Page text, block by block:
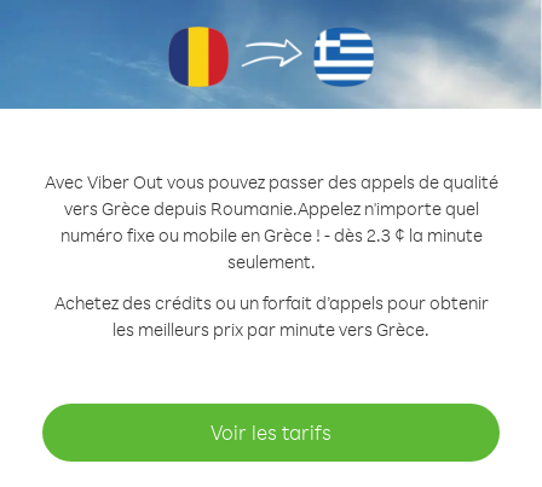
Avec Viber Out vous pouvez passer des appels de qualité
vers Grèce depuis Roumanie.Appelez n'importe quel
numéro fixe ou mobile en Grèce ! - dès 2.3 ¢ la minute
seulement.
Achetez des crédits ou un forfait d’appels pour obtenir
les meilleurs prix par minute vers Grèce.
Voir les tarifs